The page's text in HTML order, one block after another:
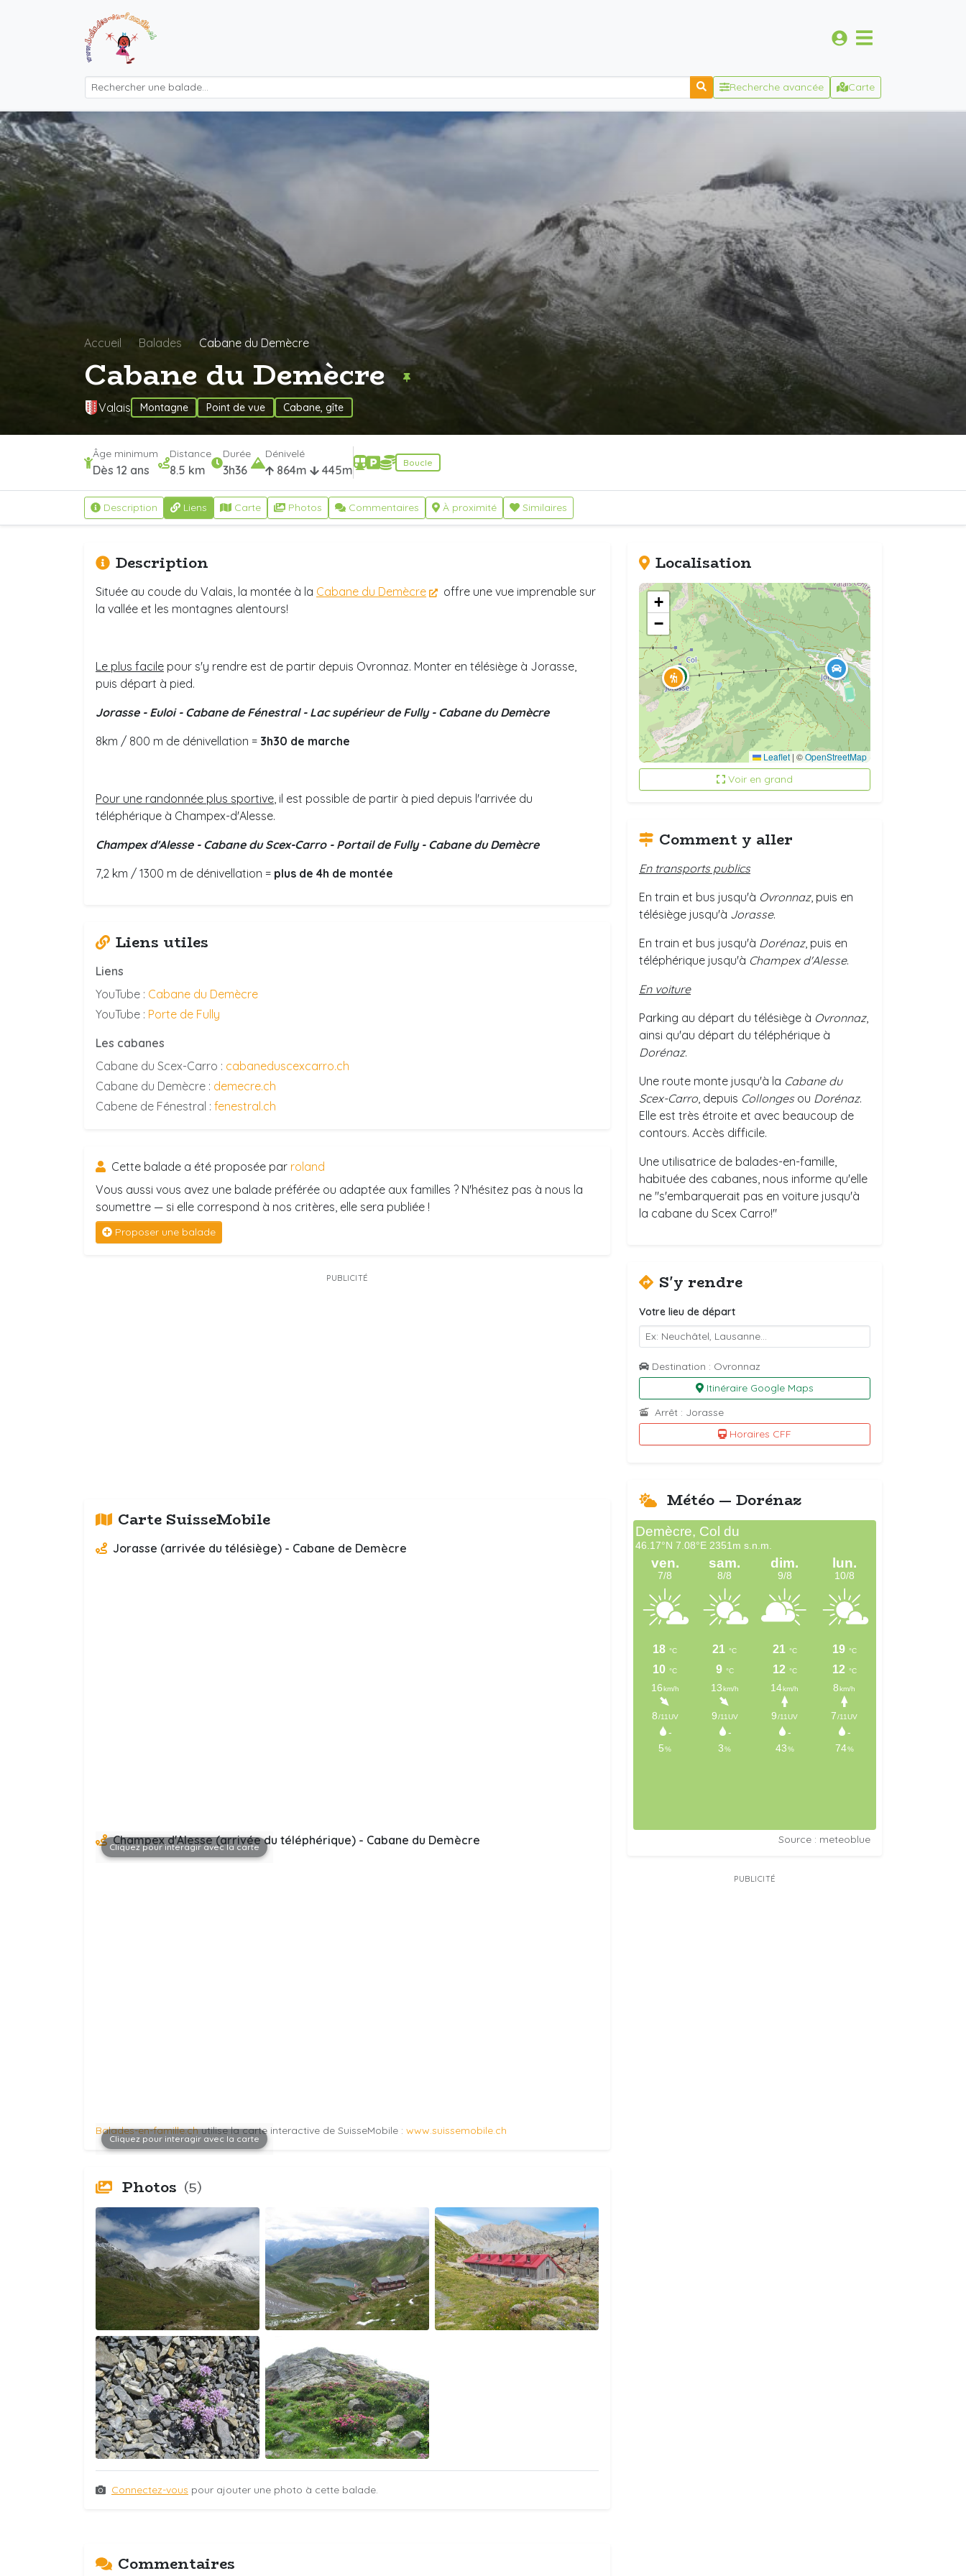
Recherche avancée Carte
Accueil Balades Cabane du Demècre
Cabane du Demècre
Valais Montagne Point de vue Cabane, gîte
Âge minimum
Dès 12 ans
Distance
8.5 km
Durée
3h36
Dénivelé
864m 445m
Boucle
Description Liens Carte Photos Commentaires À proximité Similaires
Description
Située au coude du Valais, la montée à la Cabane du Demècre
offre une vue imprenable sur
la vallée et les montagnes alentours!
Le plus facile pour s'y rendre est de partir depuis Ovronnaz. Monter en télésiège à Jorasse,
puis départ à pied.
Jorasse - Euloi - Cabane de Fénestral - Lac supérieur de Fully - Cabane du Demècre
8km / 800 m de dénivellation = 3h30 de marche
Pour une randonnée plus sportive, il est possible de partir à pied depuis l'arrivée du
téléphérique à Champex-d'Alesse.
Champex d'Alesse - Cabane du Scex-Carro - Portail de Fully - Cabane du Demècre
7,2 km / 1300 m de dénivellation = plus de 4h de montée
Liens utiles
Liens
YouTube : Cabane du Demècre
YouTube : Porte de Fully
Les cabanes
Cabane du Scex-Carro : cabaneduscexcarro.ch
Cabane du Demècre : demecre.ch
Cabene de Fénestral : fenestral.ch
Cette balade a été proposée par roland
Vous aussi vous avez une balade préférée ou adaptée aux familles ? N'hésitez pas à nous la
soumettre — si elle correspond à nos critères, elle sera publiée !
Proposer une balade
PUBLICITÉ
Carte SuisseMobile
Jorasse (arrivée du télésiège) - Cabane de Demècre
Cliquez pour interagir avec la carte
Champex d'Alesse (arrivée du téléphérique) - Cabane du Demècre
Cliquez pour interagir avec la carte
Balades-en-famille.chutilise la carte interactive de SuisseMobile : www.suissemobile.ch
Photos (5)
Connectez-vous pour ajouter une photo à cette balade.
Localisation
+
−
Leaflet | ©OpenStreetMap
Voir en grand
Comment y aller
En transports publics
En train et bus jusqu'à Ovronnaz, puis en
télésiège jusqu'à Jorasse.
En train et bus jusqu'à Dorénaz, puis en
téléphérique jusqu'à Champex d'Alesse.
En voiture
Parking au départ du télésiège à Ovronnaz,
ainsi qu'au départ du téléphérique à
Dorénaz.
Une route monte jusqu'à la Cabane du
Scex-Carro, depuis Collonges ou Dorénaz.
Elle est très étroite et avec beaucoup de
contours. Accès difficile.
Une utilisatrice de balades-en-famille,
habituée des cabanes, nous informe qu'elle
ne "s'embarquerait pas en voiture jusqu'à
la cabane du Scex Carro!"
S'y rendre
Votre lieu de départ
Destination : Ovronnaz
Itinéraire Google Maps
Arrêt : Jorasse
Horaires CFF
Météo — Dorénaz
Source : meteoblue
PUBLICITÉ
Commentaires